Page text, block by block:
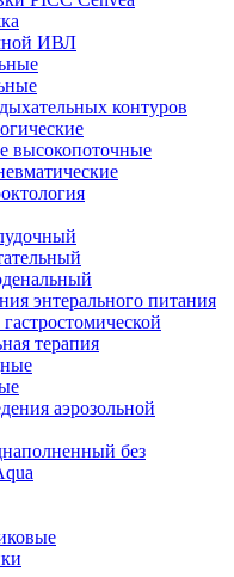
ИВЛ
контуров
высокопоточные
энтерального питания
терапия
аэрозольной
без